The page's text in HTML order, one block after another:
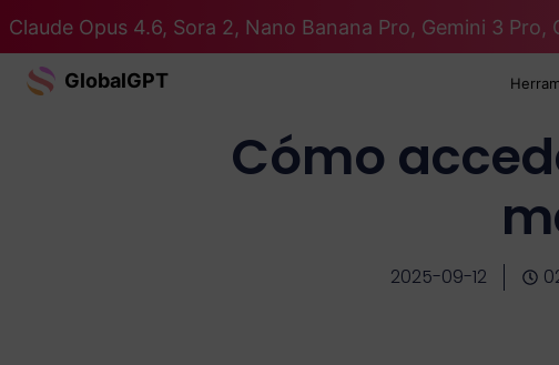
Claude Opus 4.6, Sora 2, Nano Banana Pro, Gemini 3 Pro,
GlobalGPT
Cómo
2025-09-12